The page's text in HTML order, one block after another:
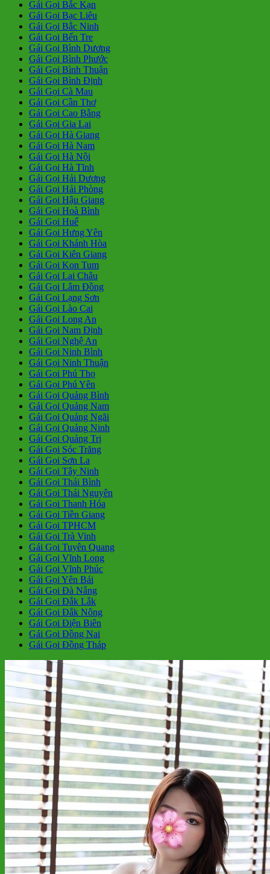
Gái Gọi Bắc Kạn
Gái Gọi Bạc Liêu
Gái Gọi Bắc Ninh
Gái Gọi Bến Tre
Gái Gọi Bình Dương
Gái Gọi Bình Phước
Gái Gọi Bình Thuận
Gái Gọi Bình Định
Gái Gọi Cà Mau
Gái Gọi Cần Thơ
Gái Gọi Cao Bằng
Gái Gọi Gia Lai
Gái Gọi Hà Giang
Gái Gọi Hà Nam
Gái Gọi Hà Nội
Gái Gọi Hà Tĩnh
Gái Gọi Hải Dương
Gái Gọi Hải Phòng
Gái Gọi Hậu Giang
Gái Gọi Hoà Bình
Gái Gọi Huế
Gái Gọi Hưng Yên
Gái Gọi Khánh Hòa
Gái Gọi Kiên Giang
Gái Gọi Kon Tum
Gái Gọi Lai Châu
Gái Gọi Lâm Đồng
Gái Gọi Lạng Sơn
Gái Gọi Lào Cai
Gái Gọi Long An
Gái Gọi Nam Định
Gái Gọi Nghệ An
Gái Gọi Ninh Bình
Gái Gọi Ninh Thuận
Gái Gọi Phú Thọ
Gái Gọi Phú Yên
Gái Gọi Quảng Bình
Gái Gọi Quảng Nam
Gái Gọi Quảng Ngãi
Gái Gọi Quảng Ninh
Gái Gọi Quảng Trị
Gái Gọi Sóc Trăng
Gái Gọi Sơn La
Gái Gọi Tây Ninh
Gái Gọi Thái Bình
Gái Gọi Thái Nguyên
Gái Gọi Thanh Hóa
Gái Gọi Tiền Giang
Gái Gọi TPHCM
Gái Gọi Trà Vinh
Gái Gọi Tuyên Quang
Gái Gọi Vĩnh Long
Gái Gọi Vĩnh Phúc
Gái Gọi Yên Bái
Gái Gọi Đà Nẵng
Gái Gọi Đắk Lắk
Gái Gọi Đắk Nông
Gái Gọi Điện Biên
Gái Gọi Đồng Nai
Gái Gọi Đồng Tháp